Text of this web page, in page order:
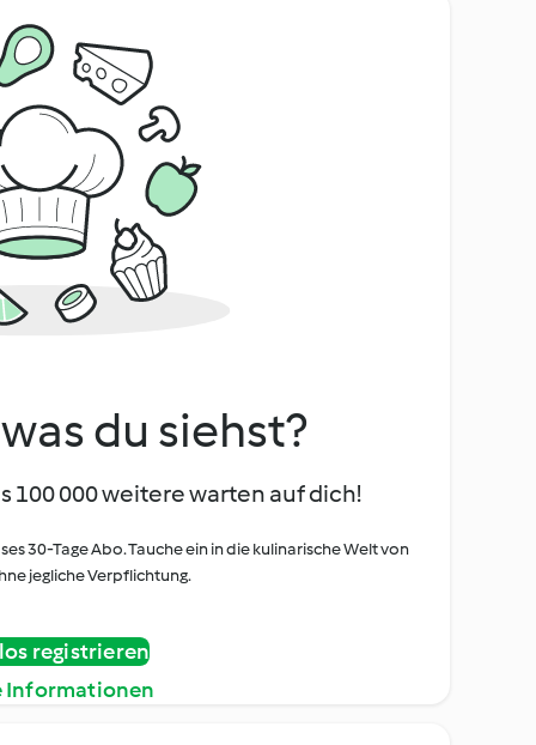
du siehst?
100 000 weitere warten auf dich!
30-Tage Abo. Tauche ein in die kulinarische Welt von
jegliche Verpflichtung.
registrieren
Informationen